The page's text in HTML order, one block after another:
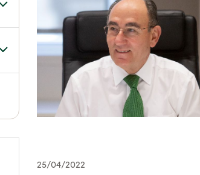
Alternar el submenú para Multimedia
Alternar el submenú para Redes sociales
25/04/2022